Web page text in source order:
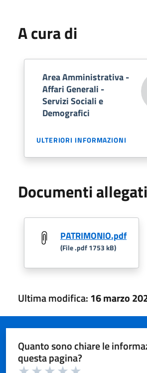
A cura di
Area Amministrativa -
Affari Generali -
Servizi Sociali e
Demografici
ULTERIORI INFORMAZIONI
Documenti allegati
PATRIMONIO.pdf
(File .pdf 1753 kB)
Ultima modifica:16 marzo
Quanto sono chiare le
questa pagina?